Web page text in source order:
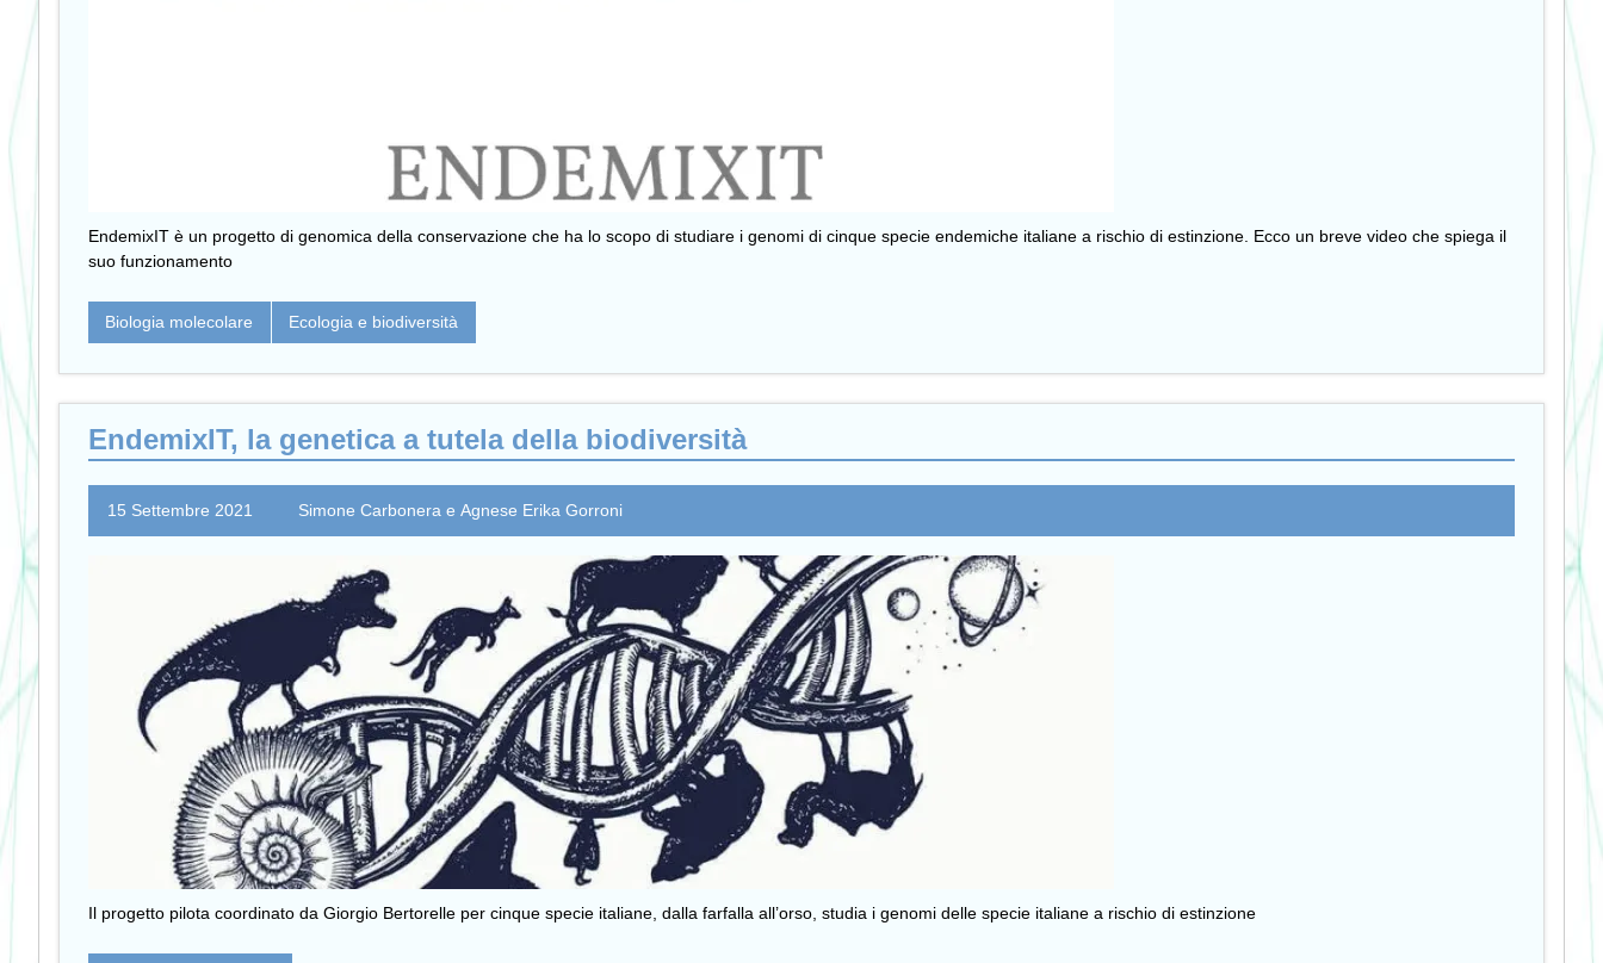
EndemixIT è un progetto di genomica della conservazione che ha lo scopo di studiare i genomi di cinque specie endemiche italiane a rischio di estinzione. Ecco un breve video che spiega il
suo funzionamento
Biologia molecolare Ecologia e biodiversità
EndemixIT, la genetica a tutela della biodiversità
15 Settembre 2021 Simone Carbonera e Agnese Erika Gorroni
Il progetto pilota coordinato da Giorgio Bertorelle per cinque specie italiane, dalla farfalla all’orso, studia i genomi delle specie italiane a rischio di estinzione